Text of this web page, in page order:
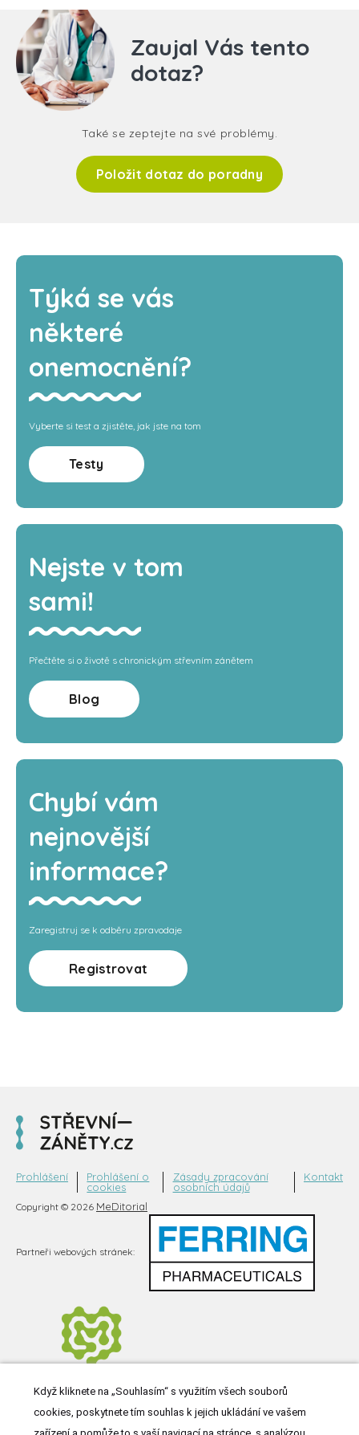
Zaujal Vás tento
dotaz?
Také se zeptejte na své problémy.
Položit dotaz do poradny
Týká se vás
některé
onemocnění?
Vyberte si test a zjistěte, jak jste na tom
Testy
Nejste v tom
sami!
Přečtěte si o životě s chronickým střevním zánětem
Blog
Chybí vám
nejnovější
informace?
Zaregistruj se k odběru zpravodaje
Registrovat
Copyright © 2026 MeDitorial
Prohlášení
Prohlášení o
cookies
Zásady zpracování
osobních údajů
Kontakt
Partneři webových stránek:
Když kliknete na „Souhlasím“ s využitím všech souborů
cookies, poskytnete tím souhlas k jejich ukládání ve vašem